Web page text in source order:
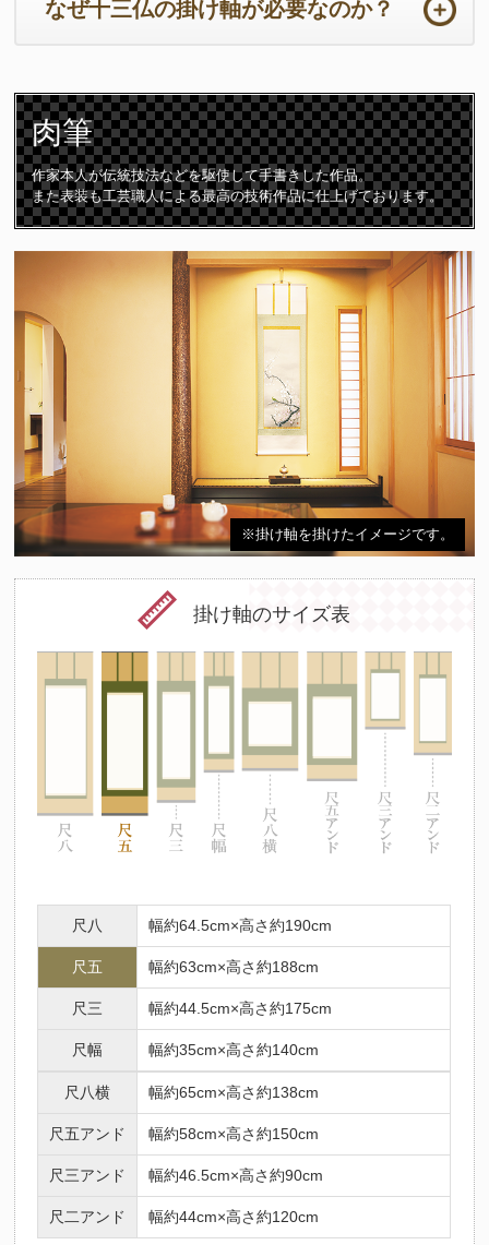
なぜ十三仏の掛け軸が必要なのか？
かと存じます。法要の本来の目的において重要なのは供養するため
のご住職の読経や仏壇です。仏壇周りは一番大切な所となります。
ご住職はじめ参列者が注目される場所となりますので仏壇仏具や床
の間の掛け軸は特に配慮が必要となります。
十三仏の掛け軸は初七日から三十三回忌までの合計「十三回の追善
供養」をつかさどる守護仏です。故人は十三の仏様に見守られなが
ら極楽浄土に導かれて成仏すると言われています。
仏名
初七日 不動明王 ふどうみょうおう
二七日 釈迦如来 しゃかにょらい
五七日 地蔵菩薩じぞうぼさつ
六七日 弥勒菩薩みろくぼさつ
七七日 薬師如来
観世音菩薩かんのんぼさつ
一周忌 勢至菩薩 せいしぼさつ
三回忌 阿弥陀如来あみだにょらい
七回忌 阿閃如来 あしゅくにょらい
大日如来だいにちにょらい
十三仏の中には、人それぞれの守り本尊があるとされています。
肉筆
作家本人が伝統技法などを駆使して手書きした作品。
また表装も工芸職人による最高の技術作品に仕上げております。
※掛け軸を掛けたイメージです。
掛け軸のサイズ表
尺八 幅約64.5cm×高さ約190cm
尺五 幅約63cm×高さ約188cm
尺三 幅約44.5cm×高さ約175cm
尺幅 幅約35cm×高さ約140cm
尺八横 幅約65cm×高さ約138cm
尺五アンド 幅約58cm×高さ約150cm
尺三アンド 幅約46.5cm×高さ約90cm
尺二アンド 幅約44cm×高さ約120cm